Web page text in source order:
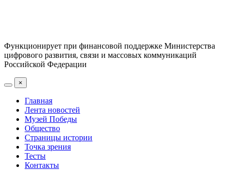
Функционирует при финансовой поддержке Министерства
цифрового развития, связи и массовых коммуникаций
Российской Федерации
×
Главная
Лента новостей
Музей Победы
Общество
Страницы истории
Точка зрения
Тесты
Контакты